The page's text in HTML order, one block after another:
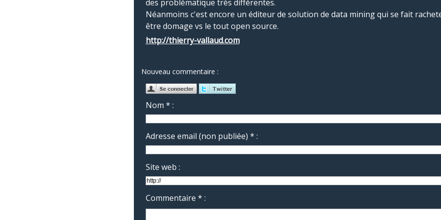
des problématique très différentes.
Néanmoins c'est encore un éditeur de solution de data mining qui se fait
être domage vs le tout open source.
http://thierry-vallaud.com
Nouveau commentaire :
Nom * :
Adresse email (non publiée) * :
Site web :
Commentaire * :